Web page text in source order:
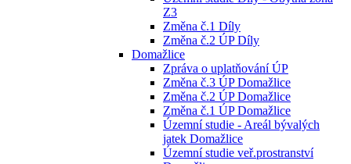
Z3
Změna č.1 Díly
Změna č.2 ÚP Díly
Domažlice
Zpráva o uplatňování ÚP
Změna č.3 ÚP Domažlice
Změna č.2 ÚP Domažlice
Změna č.1 ÚP Domažlice
Územní studie - Areál bývalých
jatek Domažlice
Územní studie veř.prostranství